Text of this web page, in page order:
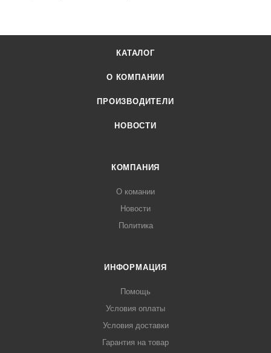
КАТАЛОГ
О КОМПАНИИ
ПРОИЗВОДИТЕЛИ
НОВОСТИ
КОМПАНИЯ
О комании
Новости
Политика
ИНФОРМАЦИЯ
Помощь
Условия оплаты
Условия доставки
Гарантия на товар